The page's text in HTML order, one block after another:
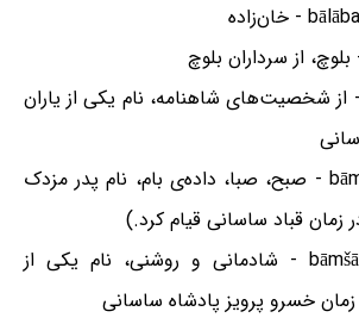
بالوی - فارسی - bālvi - از شخصیت‌های شاهنامه، نام یکی از یاران
بامداد - فارسی - bāmdād - صبح، صبا، داده‌ی بام، نام پدر مزدک
قباد ساسانی قیام کرد.)
بامشاد - فارسی - bāmšād - شادمانی و روشنی، نام یکی از
زمان خسرو پرویز پادشاه ساسانی